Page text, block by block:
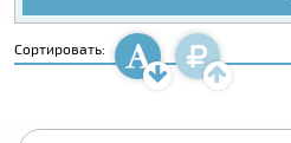
Сортировать: